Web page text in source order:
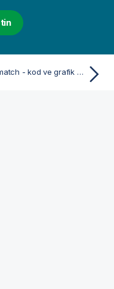
wildmatch - kod ve grafik fonksiyonu